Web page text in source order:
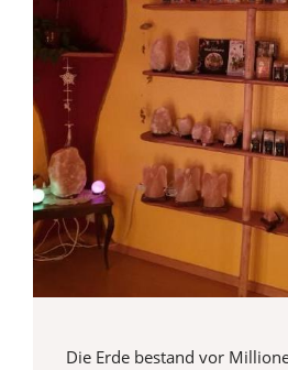
Die Erde bestand vor